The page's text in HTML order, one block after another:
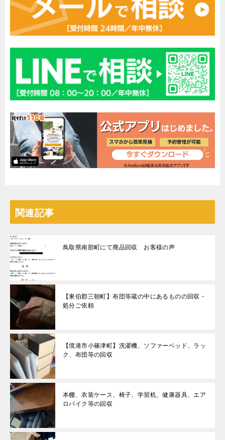
関連記事
鳥取県南部町にて廃品回収 お客様の声
【東伯郡三朝町】布団等蔵の中にあるものの回収・
処分ご依頼
【境港市小篠津町】洗濯機、ソファーベッド、ラッ
ク、布団等の回収
本棚、衣装ケース、椅子、学習机、健康器具、エア
ロバイク等の回収